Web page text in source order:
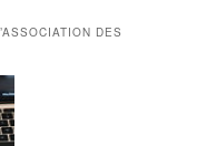
DES